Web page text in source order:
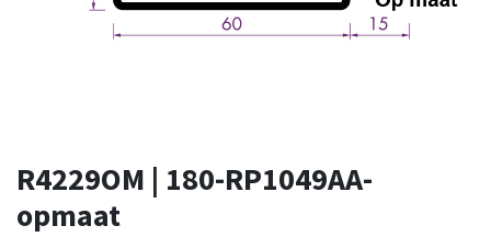
R4229OM | 180-RP1049AA-
opmaat